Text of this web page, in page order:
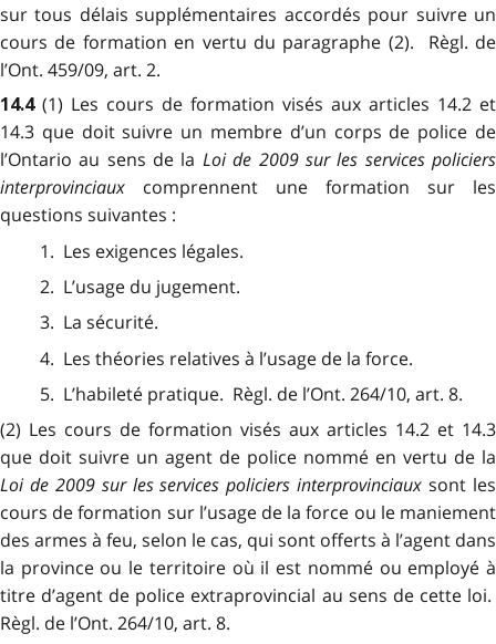
sur tous délais supplémentaires accordés pour suivre un
cours de formation en vertu du paragraphe (2). Règl. de
l’Ont. 459/09, art. 2.
14.4 (1) Les cours de formation visés aux articles 14.2 et
14.3 que doit suivre un membre d’un corps de police de
l’Ontario au sens de la Loi de 2009 sur les services policiers
interprovinciaux comprennent une formation sur les
questions suivantes :
1. Les exigences légales.
2. L’usage du jugement.
3. La sécurité.
4. Les théories relatives à l’usage de la force.
5. L’habileté pratique. Règl. de l’Ont. 264/10, art. 8.
(2) Les cours de formation visés aux articles 14.2 et 14.3
que doit suivre un agent de police nommé en vertu de la
Loi de 2009 sur les services policiers interprovinciaux sont les
cours de formation sur l’usage de la force ou le maniement
des armes à feu, selon le cas, qui sont offerts à l’agent dans
la province ou le territoire où il est nommé ou employé à
titre d’agent de police extraprovincial au sens de cette loi.
Règl. de l’Ont. 264/10, art. 8.